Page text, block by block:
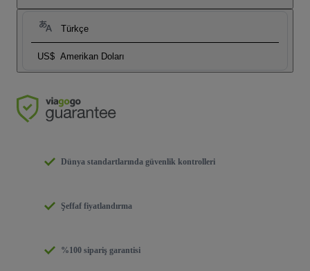
Türkçe
US$ Amerikan Doları
Dünya standartlarında güvenlik kontrolleri
Şeffaf fiyatlandırma
%100 sipariş garantisi